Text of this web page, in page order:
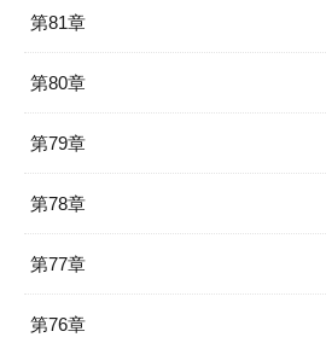
第81章
第80章
第79章
第78章
第77章
第76章